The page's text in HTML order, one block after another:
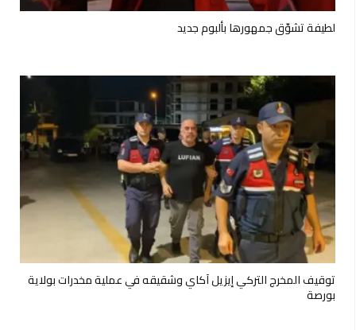
لطيفة تشوّق جمهورها بألبوم جديد
توقيف المخرج التركي إيزيل آكاي وشقيقه في عملية مخدرات بولاية
بورصة